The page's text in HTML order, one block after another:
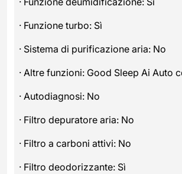
· Funzione turbo: Sì
· Sistema di purificazione aria: No
· Altre funzioni: Good Sleep Ai Auto
· Autodiagnosi: No
· Filtro depuratore aria: No
· Filtro a carboni attivi: No
· Filtro deodorizzante: Sì